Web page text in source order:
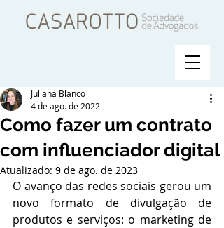
Como fazer um contrato
com influenciador digital
Juliana Blanco
4 de ago. de 2022
Atualizado: 9 de ago. de 2023
O avanço das redes sociais gerou um
novo formato de divulgação de
produtos e serviços: o marketing de